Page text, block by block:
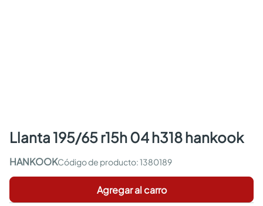
llanta 195/65 r15h 04 h318 hankook
HANKOOK :1380189
Agregar al carro